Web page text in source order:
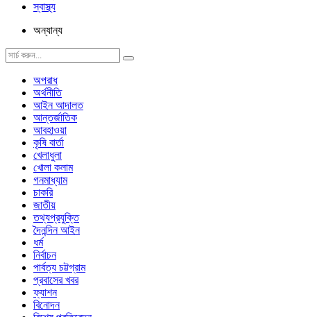
স্বাস্থ্য
অন্যান্য
অপরাধ
অর্থনীতি
আইন আদালত
আন্তর্জাতিক
আবহাওয়া
কৃষি বার্তা
খেলাধুলা
খোলা কলাম
গনমাধ্যাম
চাকরি
জাতীয়
তথ্যপ্রযুক্তি
দৈনন্দিন আইন
ধর্ম
নির্বাচন
পার্বত্য চট্টগ্রাম
প্রবাসের খবর
ফ্যাশন
বিনোদন